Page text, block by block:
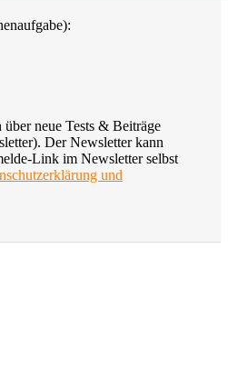
über neue Tests & Beiträge
Der Newsletter kann
Link im Newsletter selbst
und